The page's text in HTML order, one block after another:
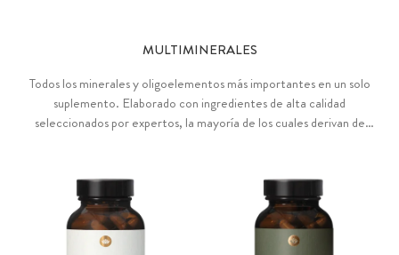
MULTIMINERALES
Todos los minerales y oligoelementos más importantes en un solo
suplemento. Elaborado con ingredientes de alta calidad
seleccionados por expertos, la mayoría de los cuales derivan de
Forte, una variante de alta dosis para necesidades mayores.